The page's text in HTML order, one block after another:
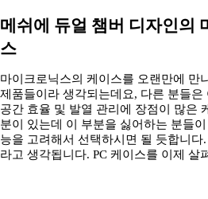
메쉬에 듀얼 챔버 디자인의
스
마이크로닉스의 케이스를 오랜만에 만
제품들이라 생각되는데요, 다른 분들
공간 효율 및 발열 관리에 장점이 많은
분이 있는데 이 부분을 싫어하는 분들
능을 고려해서 선택하시면 될 듯합니
라고 생각됩니다. PC 케이스를 이제 살